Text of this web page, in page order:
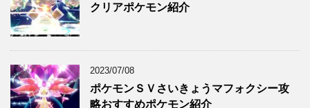
クリアポケモン紹介
2023/07/08
ポケモンＳＶさいきょうマフォクシー攻
略おすすめポケモン紹介